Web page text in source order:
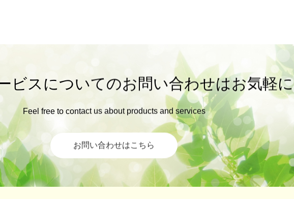
ビスについてのお問い合わせはお気軽に
Feel free to contact us about products and services
お問い合わせはこちら